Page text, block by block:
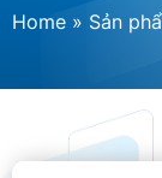
Home » Sản